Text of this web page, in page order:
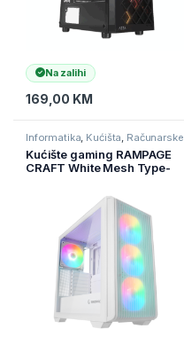
Na zalihi
169,00 KM
Informatika, Kućišta, Računarske
Komponente
Kućište gaming RAMPAGE
CRAFT White Mesh Type-
1*14CM 3*12CM ARGB Fan
ATX Mid-T, 39988